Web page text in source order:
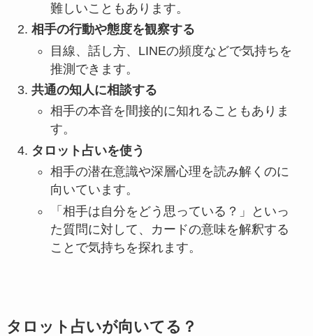
難しいこともあります。
相手の行動や態度を観察する
目線、話し方、LINEの頻度などで気持ちを
推測できます。
共通の知人に相談する
相手の本音を間接的に知れることもありま
す。
タロット占いを使う
相手の潜在意識や深層心理を読み解くのに
向いています。
「相手は自分をどう思っている？」といっ
た質問に対して、カードの意味を解釈する
ことで気持ちを探れます。
タロット占いが向いてる？